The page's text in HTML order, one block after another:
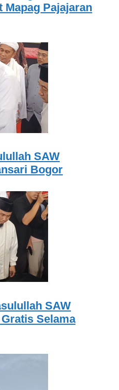
Mapag Pajajaran
SAW
Bogor
SAW
Selama